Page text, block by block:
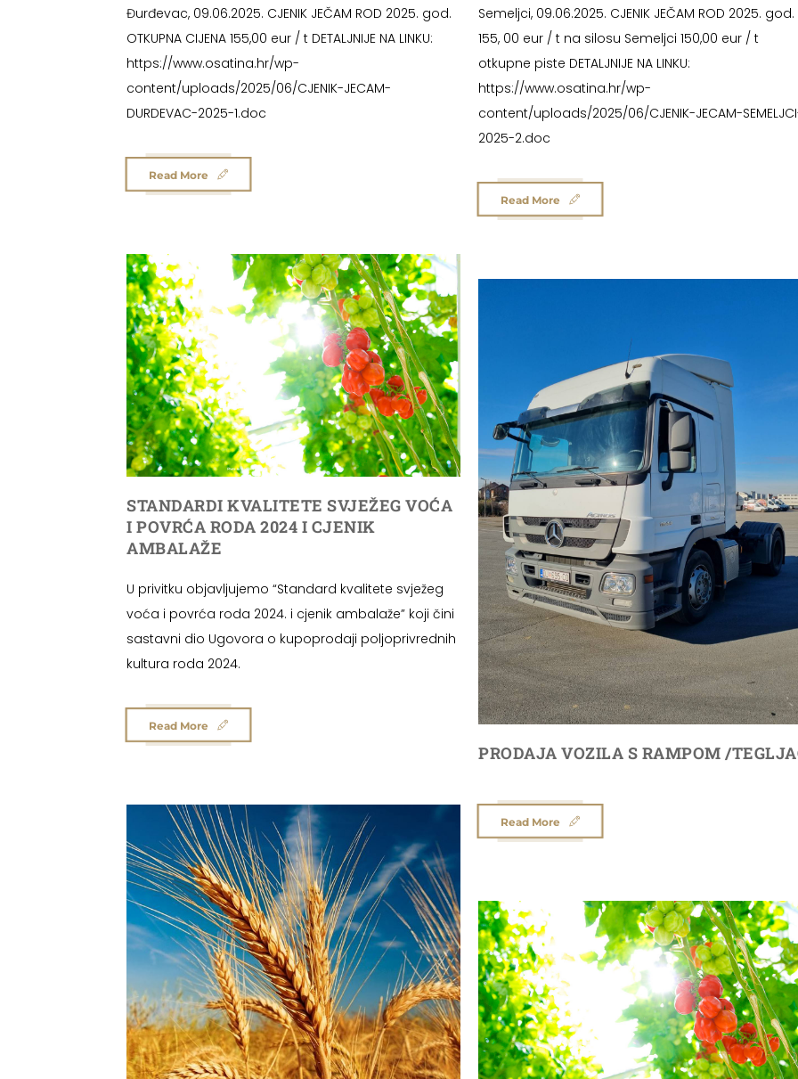
Đurđevac, 09.06.2025. CJENIK JEČAM ROD 2025. god.
OTKUPNA CIJENA 155,00 eur / t DETALJNIJE NA LINKU:
https://www.osatina.hr/wp-
content/uploads/2025/06/CJENIK-JECAM-
DURDEVAC-2025-1.doc
Read More
Semeljci, 09.06.2025. CJENIK JEČAM ROD 2025. god.
155, 00 eur / t na silosu Semeljci 150,00 eur / t
otkupne piste DETALJNIJE NA LINKU:
https://www.osatina.hr/wp-
content/uploads/2025/06/CJENIK-JECAM-
2025-2.doc
Read More
STANDARDI KVALITETE SVJEŽEG VOĆA
I POVRĆA RODA 2024 I CJENIK
AMBALAŽE
U privitku objavljujemo “Standard kvalitete svježeg
voća i povrća roda 2024. i cjenik ambalaže” koji čini
sastavni dio Ugovora o kupoprodaji poljoprivrednih
kultura roda 2024.
Read More
PRODAJA VOZILA S RAMPOM /
Read More